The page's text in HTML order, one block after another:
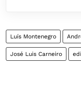
Luís Montenegro
José Luis Carneiro